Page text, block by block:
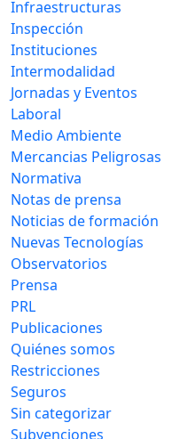
Infraestructuras
Inspección
Instituciones
Intermodalidad
Jornadas y Eventos
Laboral
Medio Ambiente
Mercancias Peligrosas
Normativa
Notas de prensa
Noticias de formación
Nuevas Tecnologías
Observatorios
Prensa
PRL
Publicaciones
Quiénes somos
Restricciones
Seguros
Sin categorizar
Subvenciones